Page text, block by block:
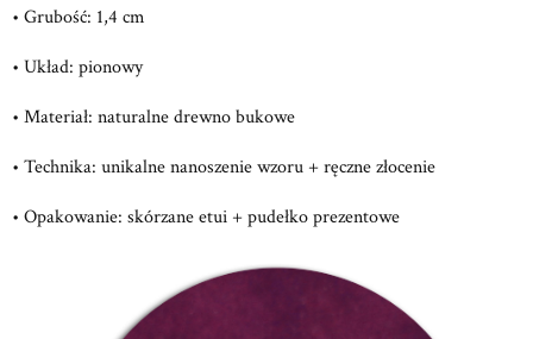
• Grubość: 1,4 cm
• Układ: pionowy
• Materiał: naturalne drewno bukowe
• Technika: unikalne nanoszenie wzoru + ręczne złocenie
• Opakowanie: skórzane etui + pudełko prezentowe